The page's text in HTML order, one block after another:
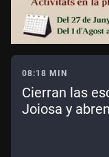
08:18 MIN
Cierran las
Joiosa y